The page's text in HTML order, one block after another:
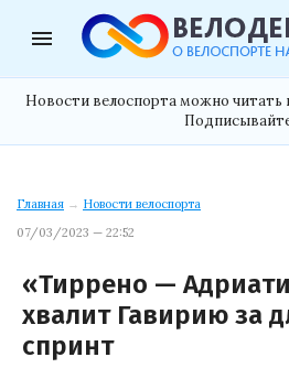
menu
Новости велоспорта можно читать
Главная → Новости велоспорта
07/03/2023 — 22:52
«Тиррено —
хвалит Гавирию за
спринт